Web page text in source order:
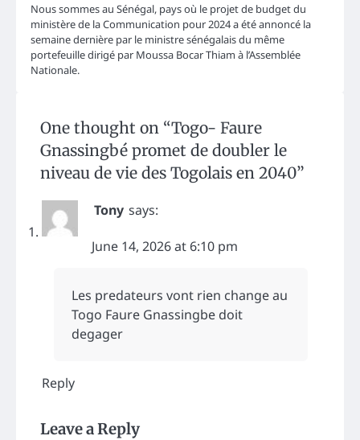
Nous sommes au Sénégal, pays où le projet de budget du
ministère de la Communication pour 2024 a été annoncé la
semaine dernière par le ministre sénégalais du même
portefeuille dirigé par Moussa Bocar Thiam à l’Assemblée
Nationale.
One thought on “Togo- Faure
Gnassingbé promet de doubler le
niveau de vie des Togolais en 2040”
Tony says:
June 14, 2026 at 6:10 pm
Les predateurs vont rien change au
Togo Faure Gnassingbe doit
degager
Reply
Leave a Reply